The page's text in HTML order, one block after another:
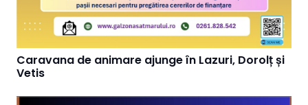
Caravana de animare ajunge în Lazuri, Dorolț și
Vetis